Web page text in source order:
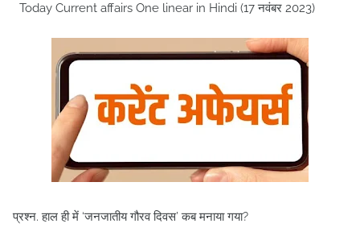
Today Current affairs One linear in Hindi (17 नवंबर 2023)
प्रश्न. हाल ही में ‘जनजातीय गौरव दिवस’ कब मनाया गया?